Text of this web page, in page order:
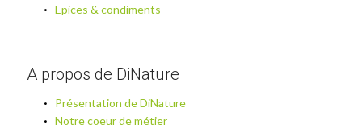
Epices & condiments
A propos de DiNature
Présentation de DiNature
Notre coeur de métier